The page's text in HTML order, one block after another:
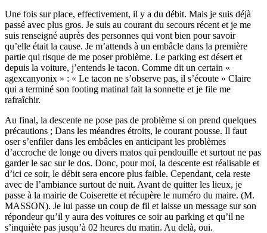
Une fois sur place, effectivement, il y a du débit. Mais je suis déjà
passé avec plus gros. Je suis au courant du secours récent et je me
suis renseigné auprès des personnes qui vont bien pour savoir
qu’elle était la cause. Je m’attends à un embâcle dans la première
partie qui risque de me poser problème. Le parking est désert et
depuis la voiture, j’entends le tacon. Comme dit un certain «
agexcanyonix » : « Le tacon ne s’observe pas, il s’écoute » Claire
qui a terminé son footing matinal fait la sonnette et je file me
rafraîchir.
Au final, la descente ne pose pas de problème si on prend quelques
précautions ; Dans les méandres étroits, le courant pousse. Il faut
oser s’enfiler dans les embâcles en anticipant les problèmes
d’accroche de longe ou divers matos qui pendouille et surtout ne pas
garder le sac sur le dos. Donc, pour moi, la descente est réalisable et
d’ici ce soir, le débit sera encore plus faible. Cependant, cela reste
avec de l’ambiance surtout de nuit. Avant de quitter les lieux, je
passe à la mairie de Coiserette et récupère le numéro du maire. (M.
MASSON). Je lui passe un coup de fil et laisse un message sur son
répondeur qu’il y aura des voitures ce soir au parking et qu’il ne
s’inquiète pas jusqu’à 02 heures du matin. Au delà, oui.